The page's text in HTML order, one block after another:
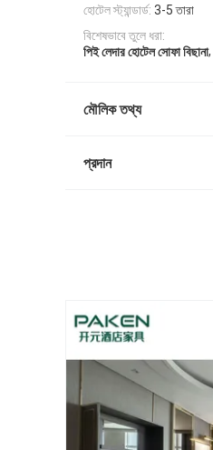
হোটেল স্ট্যান্ডার্ড: 3-5 তারা
বিশেষভাবে তুলে ধরা:
পিই লেদার হোটেল সোফা বিছানা,
মৌলিক তথ্য
প্রদান